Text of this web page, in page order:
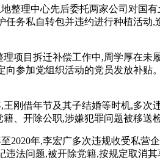
整理中心先后委托两家公司对国
务私自转包并违约进行种植活动,
项目拆迁补偿工作中,周学厚在未
参加党组织活动的党员发放补贴
刚借年节及其子结婚等时机,多次
、开除公职,涉嫌犯罪问题被移送
年,李宏广多次违规收受私营企
法问题,被开除党籍,按规定取消